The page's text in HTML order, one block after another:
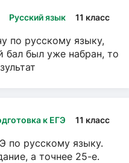
Русский язык 11 класс
по русскому языку,
бал был уже набран, то
к ЕГЭ 11 класс
по русскому языку.
а точнее 25-е.